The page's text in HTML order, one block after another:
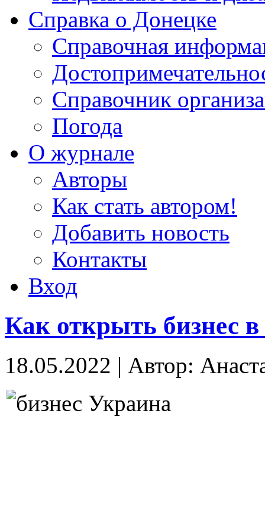
Справка о Донецке
Справочная
Справочник
Погода
О журнале
Авторы
Как стать автором!
Добавить новость
Контакты
Вход
Как открыть бизнес
18.05.2022 | Автор: